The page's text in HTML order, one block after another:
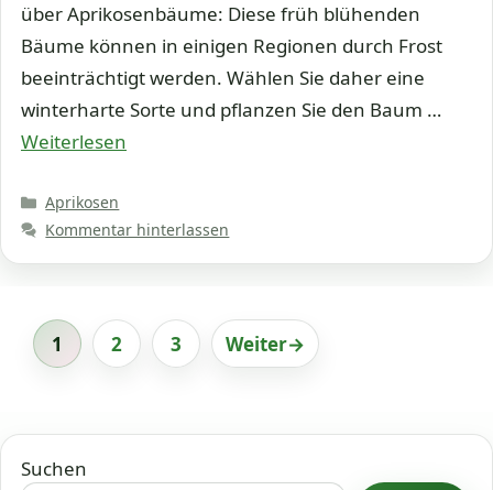
über Aprikosenbäume: Diese früh blühenden
Bäume können in einigen Regionen durch Frost
beeinträchtigt werden. Wählen Sie daher eine
winterharte Sorte und pflanzen Sie den Baum …
Weiterlesen
Kategorien
Aprikosen
Kommentar hinterlassen
Seite
1 Seite
2 Seite
3 Weiter→
Suchen